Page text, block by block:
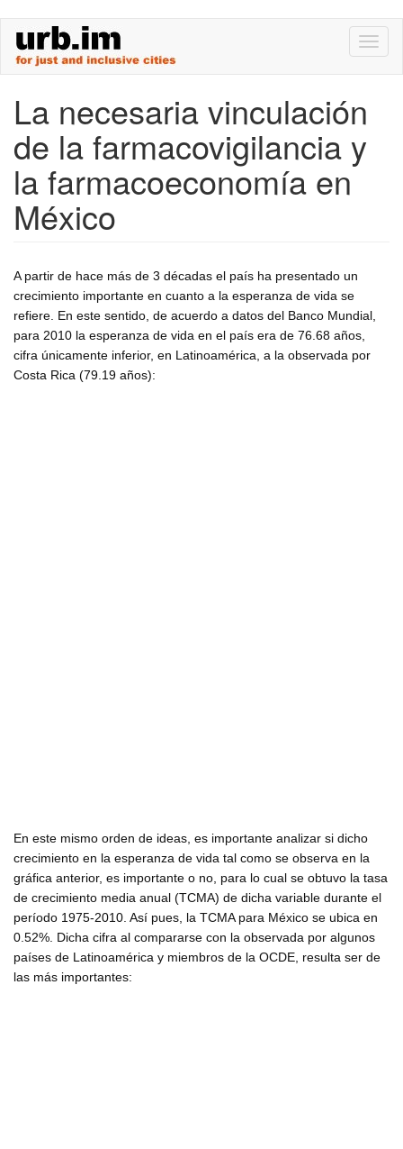
main
La necesaria vinculación
de la farmacovigilancia y
la farmacoeconomía en
México
A partir de hace más de 3 décadas el país ha presentado un
crecimiento importante en cuanto a la esperanza de vida se
refiere. En este sentido, de acuerdo a datos del Banco Mundial,
para 2010 la esperanza de vida en el país era de 76.68 años,
cifra únicamente inferior, en Latinoamérica, a la observada por
Costa Rica (79.19 años):
En este mismo orden de ideas, es importante analizar si dicho
crecimiento en la esperanza de vida tal como se observa en la
gráfica anterior, es importante o no, para lo cual se obtuvo la tasa
de crecimiento media anual (TCMA) de dicha variable durante el
período 1975-2010. Así pues, la TCMA para México se ubica en
0.52%. Dicha cifra al compararse con la observada por algunos
países de Latinoamérica y miembros de la OCDE, resulta ser de
las más importantes: